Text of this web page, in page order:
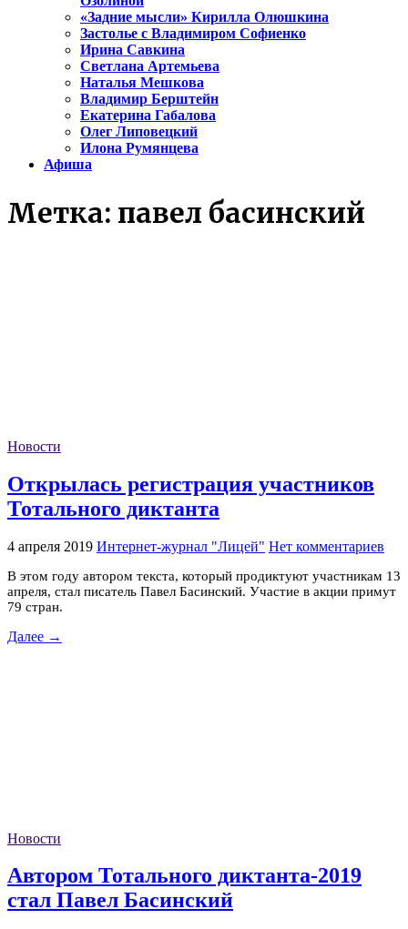
«Задние мысли» Кирилла Олюшкина
Застолье с Владимиром Софиенко
Ирина Савкина
Светлана Артемьева
Наталья Мешкова
Владимир Берштейн
Екатерина Габалова
Олег Липовецкий
Илона Румянцева
Афиша
Метка: павел басинский
Новости
Открылась регистрация участников
Тотального диктанта
4 апреля 2019 Интернет-журнал "Лицей" Нет комментариев
В этом году автором текста, который продиктуют участникам 13
апреля, стал писатель Павел Басинский. Участие в акции примут
79 стран.
Далее →
Новости
Автором Тотального диктанта-2019
стал Павел Басинский